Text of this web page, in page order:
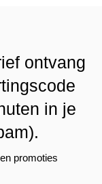
ontvang
in je
promoties